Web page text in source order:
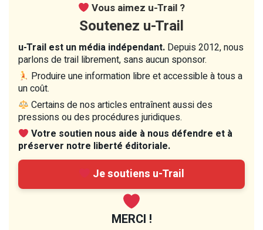
Vous aimez u-Trail ?
Soutenez u-Trail
u-Trail est un média indépendant. Depuis 2012, nous
parlons de trail librement, sans aucun sponsor.
Produire une information libre et accessible à tous a
un coût.
Certains de nos articles entraînent aussi des
pressions ou des procédures juridiques.
Votre soutien nous aide à nous défendre et à
préserver notre liberté éditoriale.
Je soutiens u-Trail
MERCI !